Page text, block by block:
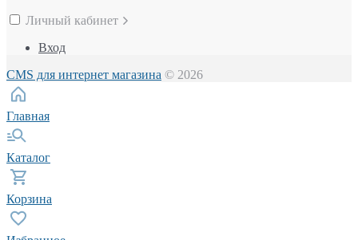
Личный кабинет
Вход
CMS для интернет магазина © 2026
Главная
Каталог
Корзина